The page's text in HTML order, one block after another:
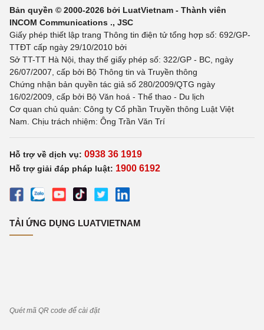
Bản quyền © 2000-2026 bởi LuatVietnam - Thành viên
INCOM Communications ., JSC
Giấy phép thiết lập trang Thông tin điện tử tổng hợp số: 692/GP-
TTĐT cấp ngày 29/10/2010 bởi
Sở TT-TT Hà Nội, thay thế giấy phép số: 322/GP - BC, ngày
26/07/2007, cấp bởi Bộ Thông tin và Truyền thông
Chứng nhận bản quyền tác giả số 280/2009/QTG ngày
16/02/2009, cấp bởi Bộ Văn hoá - Thể thao - Du lịch
Cơ quan chủ quản: Công ty Cổ phần Truyền thông Luật Việt
Nam. Chịu trách nhiệm: Ông Trần Văn Trí
Hỗ trợ về dịch vụ: 0938 36 1919
Hỗ trợ giải đáp pháp luật: 1900 6192
TẢI ỨNG DỤNG LUATVIETNAM
Quét mã QR code để cài đặt